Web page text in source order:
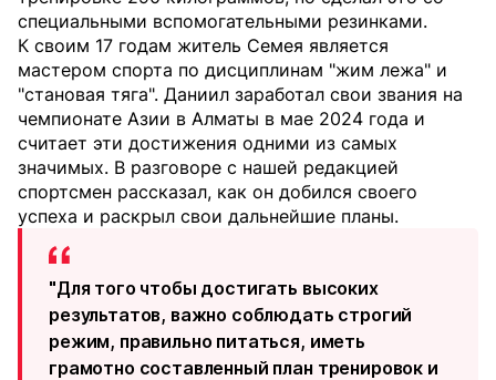
специальными вспомогательными резинками.
К своим 17 годам житель Семея является
мастером спорта по дисциплинам "жим лежа" и
"становая тяга". Даниил заработал свои звания на
чемпионате Азии в Алматы в мае 2024 года и
считает эти достижения одними из самых
значимых. В разговоре с нашей редакцией
спортсмен рассказал, как он добился своего
успеха и раскрыл свои дальнейшие планы.
"Для того чтобы достигать высоких
результатов, важно соблюдать строгий
режим, правильно питаться, иметь
грамотно составленный план тренировок и